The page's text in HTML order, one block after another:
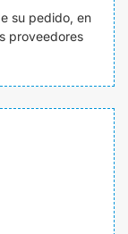
su pedido, en
proveedores